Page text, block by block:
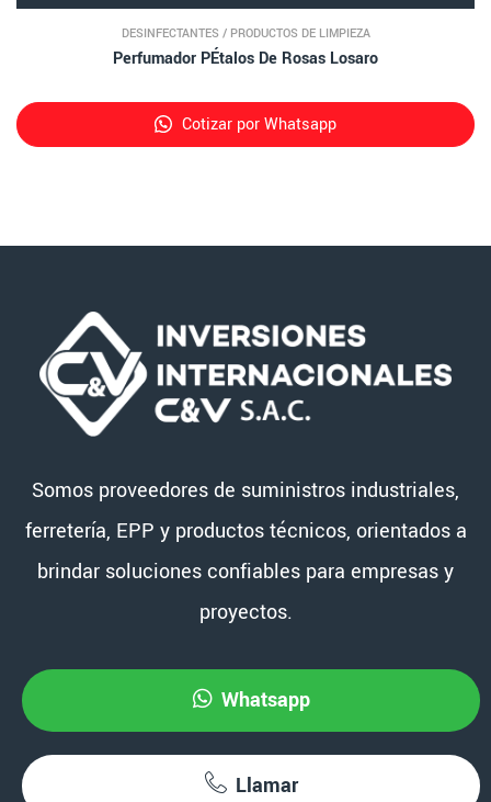
DESINFECTANTES / PRODUCTOS DE LIMPIEZA
Perfumador PÉtalos De Rosas Losaro
Cotizar por Whatsapp
Somos proveedores de suministros industriales,
ferretería, EPP y productos técnicos, orientados a
brindar soluciones confiables para empresas y
proyectos.
Whatsapp
Llamar